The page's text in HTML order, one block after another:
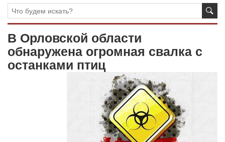
В Орловской области
обнаружена огромная свалка с
останками птиц